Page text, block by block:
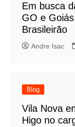
Em busca
GO e
Brasileirão
Andre Isac
Blog
Vila Nova
Higo no